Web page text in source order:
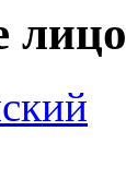
лицо